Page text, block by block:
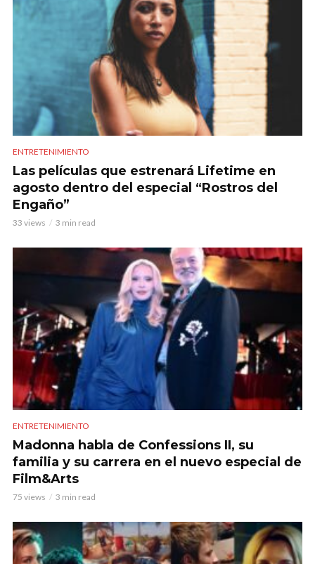
ENTRETENIMIENTO
Las películas que estrenará Lifetime en
agosto dentro del especial “Rostros del
Engaño”
33 views 3 min read
ENTRETENIMIENTO
Madonna habla de Confessions II, su
familia y su carrera en el nuevo especial de
Film&Arts
75 views 3 min read